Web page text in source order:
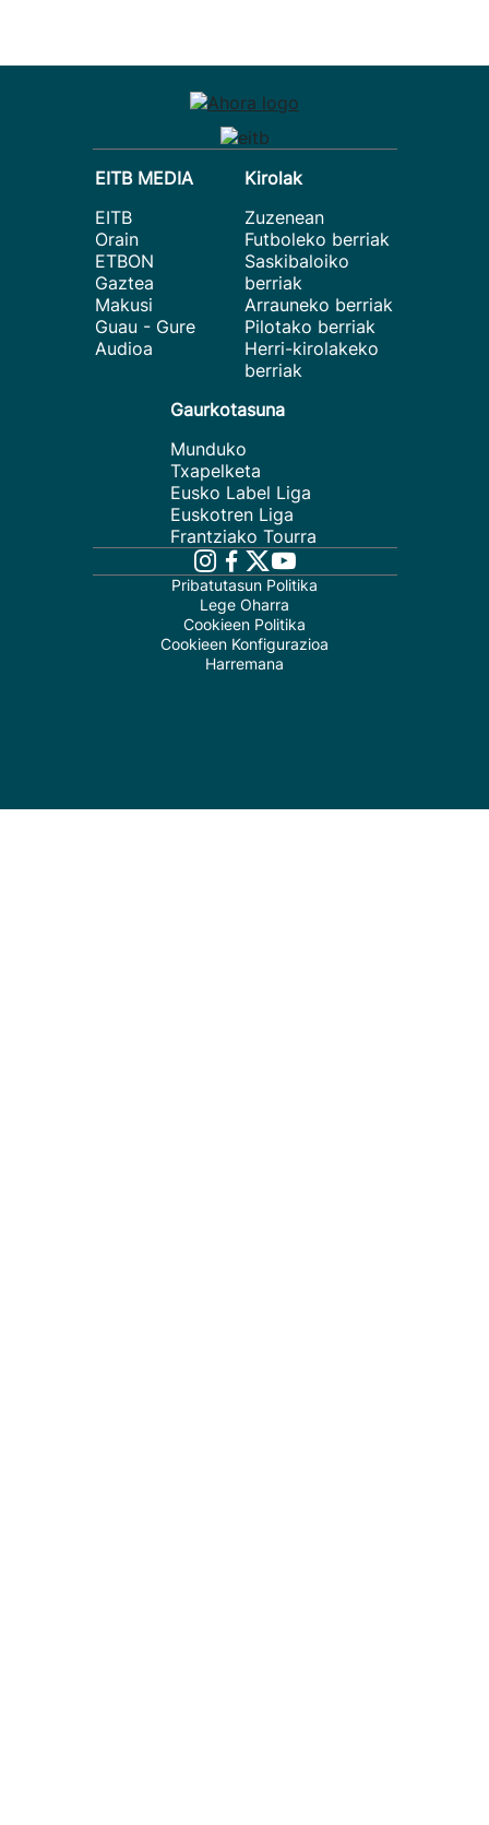
EITB MEDIA
EITB
Orain
ETBON
Gaztea
Makusi
Guau - Gure
Audioa
Kirolak
Zuzenean
Futboleko berriak
Saskibaloiko
berriak
Arrauneko berriak
Pilotako berriak
Herri-kirolakeko
berriak
Gaurkotasuna
Munduko
Txapelketa
Eusko Label Liga
Euskotren Liga
Frantziako Tourra
Pribatutasun Politika
Lege Oharra
Cookieen Politika
Cookieen Konfigurazioa
Harremana